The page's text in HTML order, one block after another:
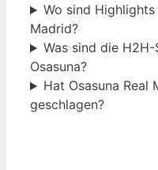
Wo sind Highlights
Madrid?
Was sind die
Osasuna?
Hat Osasuna Real
geschlagen?